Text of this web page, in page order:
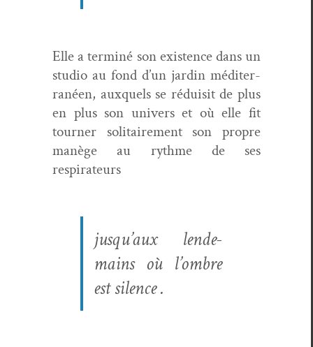
Elle a ter­miné son exis­tence dans un
stu­dio au fond d’un jardin méditer­
ranéen, aux­quels se réduisit de plus
en plus son univers et où elle fit
tourn­er soli­taire­ment son pro­pre
manège au rythme de ses
respirateurs
jusqu’aux lende­
mains où l’ombre
est silence .